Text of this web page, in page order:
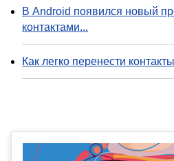
В Android появился новый
контактами...
Как легко перенести